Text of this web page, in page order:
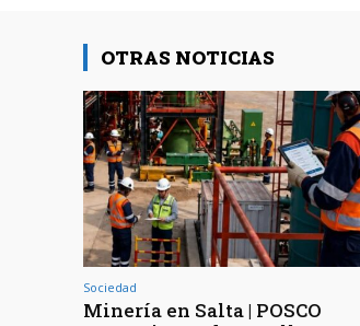
OTRAS NOTICIAS
Sociedad
Minería en Salta | POSCO